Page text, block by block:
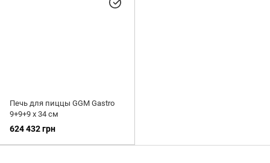
Печь для пиццы GGM Gastro
9+9+9 х 34 см
624 432 грн